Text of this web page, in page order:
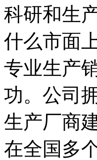
科研和生
什么市面
专业生产
功。公司
生产厂商
在全国多